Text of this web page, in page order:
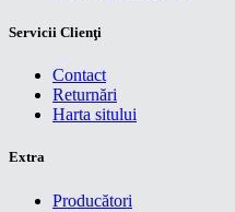
Servicii Clienţi
Contact
Returnări
Harta sitului
Extra
Producători